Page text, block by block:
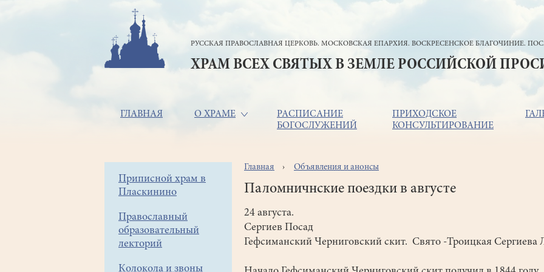
РУССКАЯ ПРАВОСЛАВНАЯ ЦЕРКОВЬ. МОСКОВСКАЯ ЕПАРХИЯ. ВОСКРЕСЕНСКОЕ БЛАГОЧИНИЕ.
ХРАМ ВСЕХ СВЯТЫХ В ЗЕМЛЕ РОССИЙСКОЙ
Основная
ГЛАВНАЯ О ХРАМЕ
РАСПИСАНИЕ
БОГОСЛУЖЕНИЙ
ПРИХОДСКОЕ
КОНСУЛЬТИРОВАНИЕ
Боковое
меню
Приписной храм в
Пласкинино
Православный
образовательный
лекторий
Колокола и звоны
Строка
навигации
Главная Объявления и анонсы
Паломничнские поездки в августe
24 августа.
Сергиев Посад
Гефсиманский Черниговский скит. Свято -Троицкая Сергиева